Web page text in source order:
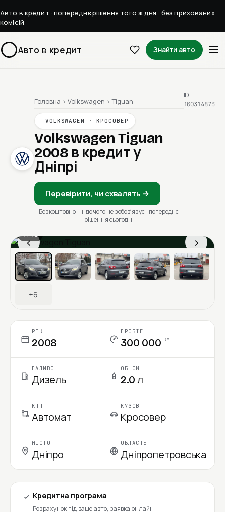
Авто в кредит · попереднє рішення того ж дня · без прихованих
комісій
Авто в кредит Знайти авто
Головна › Volkswagen › Tiguan
VOLKSWAGEN · КРОСОВЕР
Volkswagen Tiguan
2008 в кредит у
Дніпрі
Перевірити, чи схвалять →
Безкоштовно · ні до чого не зобовʼязує · попереднє
рішення сьогодні
ID:
160314873
‹ ›
1 / 13
Ціна в місяць
+6
РІК
2008
ПРОБІГ
300 000 км
ПАЛИВО
Дизель
ОБ'ЄМ
2.0 л
КПП
Автомат
КУЗОВ
Кросовер
МІСТО
Дніпро
ОБЛАСТЬ
Дніпропетровська
Кредитна програма
Розрахунок під ваше авто, заявка онлайн